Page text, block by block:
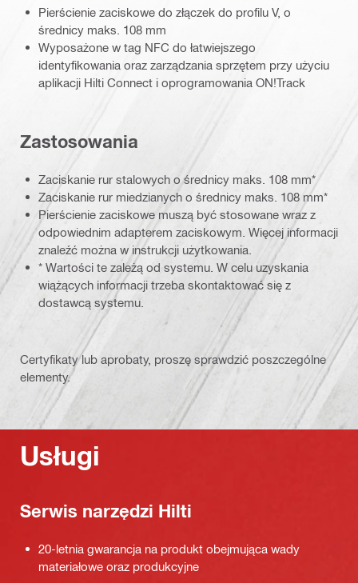
Pierścienie zaciskowe do złączek do profilu V, o
średnicy maks. 108 mm
Wyposażone w tag NFC do łatwiejszego
identyfikowania oraz zarządzania sprzętem przy użyciu
aplikacji Hilti Connect i oprogramowania ON!Track
Zastosowania
Zaciskanie rur stalowych o średnicy maks. 108 mm*
Zaciskanie rur miedzianych o średnicy maks. 108 mm*
Pierścienie zaciskowe muszą być stosowane wraz z
odpowiednim adapterem zaciskowym. Więcej informacji
znaleźć można w instrukcji użytkowania.
* Wartości te zależą od systemu. W celu uzyskania
wiążących informacji trzeba skontaktować się z
dostawcą systemu.
Certyfikaty lub aprobaty, proszę sprawdzić poszczególne
elementy.
Usługi
Serwis narzędzi Hilti
20-letnia gwarancja na produkt obejmująca wady
materiałowe oraz produkcyjne